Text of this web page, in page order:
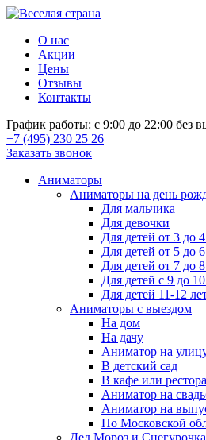
О нас
Акции
Цены
Отзывы
Контакты
График работы: с 9:00 до 22:00 без
+7 (495) 230 25 26
Заказать звонок
Аниматоры
Аниматоры на день
Для мальчика
Для девочки
Для детей от 3 до
Для детей от 5 до
Для детей от 7 до
Для детей с 9 до
Для детей 11-12
Аниматоры с выездом
На дом
На дачу
Аниматор на
В детский сад
В кафе или
Аниматор на
Аниматор на
По Московской
Дед Мороз и Снегурочка